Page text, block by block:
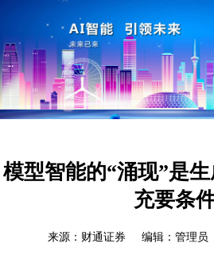
模型智能的“涌现”是
充要条
来源：财通证券 编辑：管理